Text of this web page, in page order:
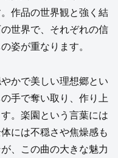
作品の世界観と強く結
世界で、それぞれの信
姿が重なります。
かで美しい理想郷とい
手で奪い取り、作り上
。楽園という言葉には
には不穏さや焦燥感も
、この曲の大きな魅力